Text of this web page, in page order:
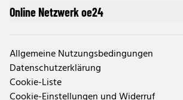
Online Netzwerk oe24
Allgemeine Nutzungsbedingungen
Datenschutzerklärung
Cookie-Liste